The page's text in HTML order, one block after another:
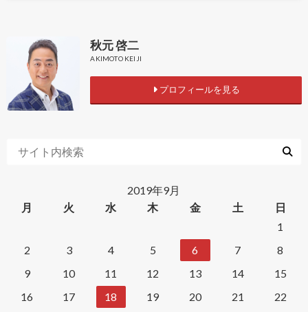
秋元 啓二
AKIMOTO KEIJI
プロフィールを見る
2019年9月
月
火 水 木 金 土
日
1
2
3 4 5 6 7
8
9
10 11 12 13 14
15
16
17 18 19 20 21
22